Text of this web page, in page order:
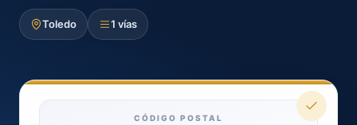
Toledo 1 vías
CÓDIGO POSTAL